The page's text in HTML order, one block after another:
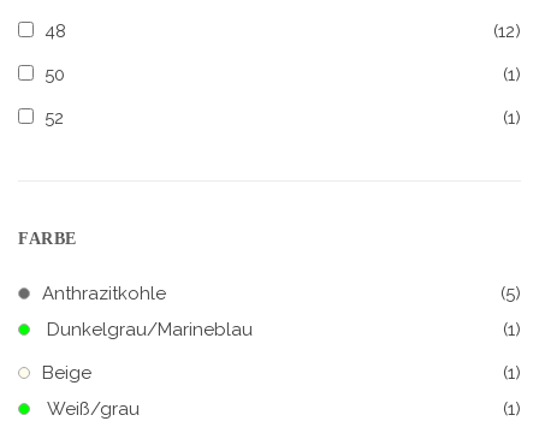
48
(12)
50
(1)
52
(1)
FARBE
Anthrazitkohle
(5)
Dunkelgrau/Marineblau
(1)
Beige
(1)
Weiß/grau
(1)